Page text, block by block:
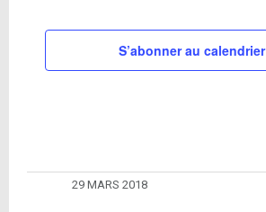
S’abonner au calendrier
29 MARS 2018